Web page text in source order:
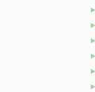
►
►
►
►
►
►